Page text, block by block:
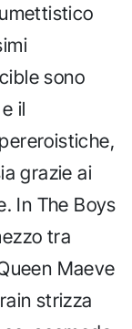
sono
il
grazie ai
In The Boys
tra
Maeve
strizza